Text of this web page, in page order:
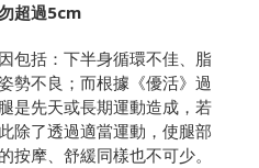
超過5cm
包括：下半身循環不佳、脂
勢不良；而根據《優活》過
是先天或長期運動造成，若
除了透過適當運動，使腿部
按摩、舒緩同樣也不可少。